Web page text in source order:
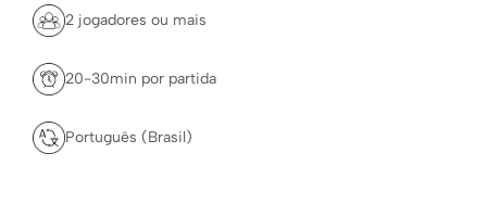
2 jogadores ou mais
20-30min por partida
Português (Brasil)